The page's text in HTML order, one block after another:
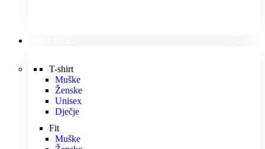
T-shirt
Muške
Ženske
Unisex
Dječje
Fit
Muške